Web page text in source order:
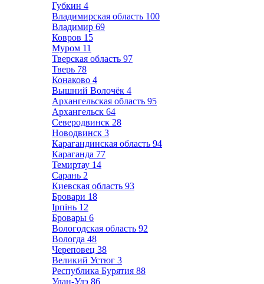
Губкин 4
Владимирская область 100
Владимир 69
Ковров 15
Муром 11
Тверская область 97
Тверь 78
Конаково 4
Вышний Волочёк 4
Архангельская область 95
Архангельск 64
Северодвинск 28
Новодвинск 3
Карагандинская область 94
Караганда 77
Темиртау 14
Сарань 2
Киевская область 93
Бровари 18
Ірпінь 12
Бровары 6
Вологодская область 92
Вологда 48
Череповец 38
Великий Устюг 3
Республика Бурятия 88
Улан-Удэ 86